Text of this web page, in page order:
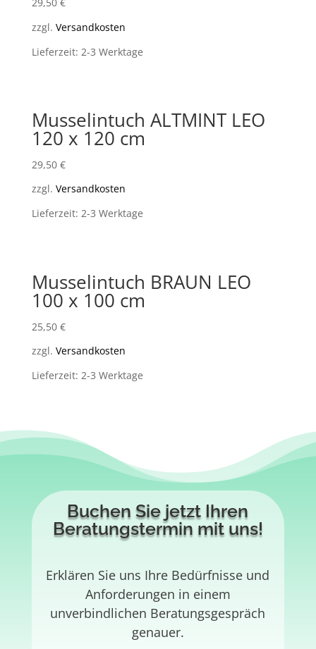
29,50 €
zzgl. Versandkosten
Lieferzeit: 2-3 Werktage
Musselintuch ALTMINT LEO
120 x 120 cm
29,50 €
zzgl. Versandkosten
Lieferzeit: 2-3 Werktage
Musselintuch BRAUN LEO
100 x 100 cm
25,50 €
zzgl. Versandkosten
Lieferzeit: 2-3 Werktage
Buchen Sie jetzt Ihren
Beratungstermin mit uns!
Erklären Sie uns Ihre Bedürfnisse und
Anforderungen in einem
unverbindlichen Beratungsgespräch
genauer.